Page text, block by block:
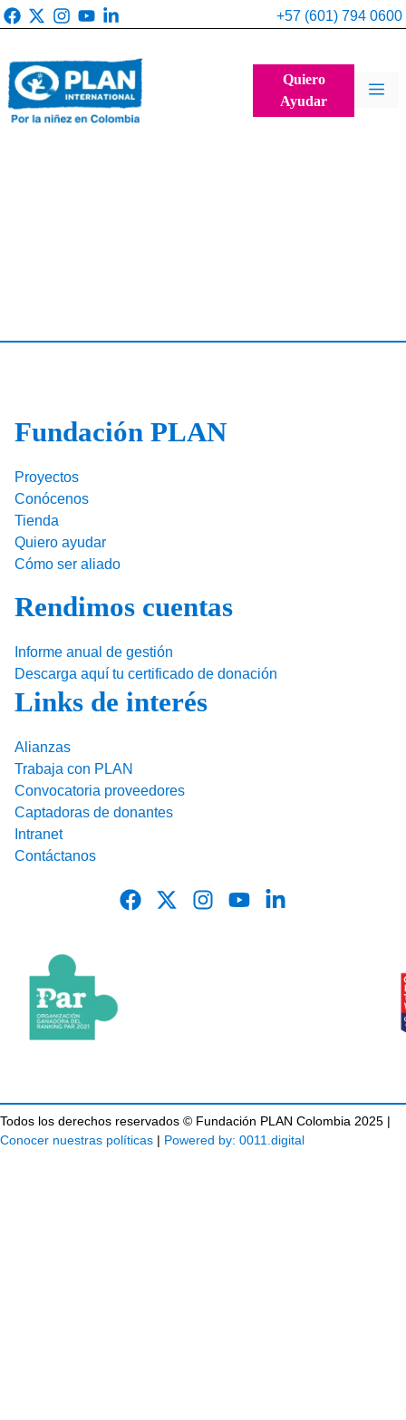
Saltar
al
+57 (601) 794 0600
Quiero
Ayudar
Fundación PLAN
Proyectos
Conócenos
Tienda
Quiero ayudar
Cómo ser aliado
Rendimos cuentas
Informe anual de gestión
Descarga aquí tu certificado de donación
Links de interés
Alianzas
Trabaja con PLAN
Convocatoria proveedores
Captadoras de donantes
Intranet
Contáctanos
Todos los derechos reservados © Fundación PLAN Colombia 2025 |
Conocer nuestras políticas | Powered by: 0011.digital